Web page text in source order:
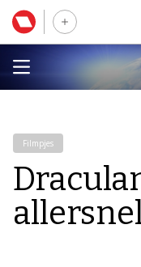
Filmpjes